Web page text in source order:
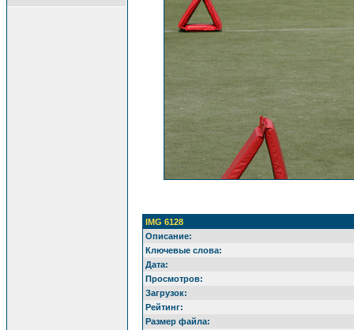
IMG 6128
Описание:
Ключевые слова:
Дата:
Просмотров:
Загрузок:
Рейтинг:
Размер файла: